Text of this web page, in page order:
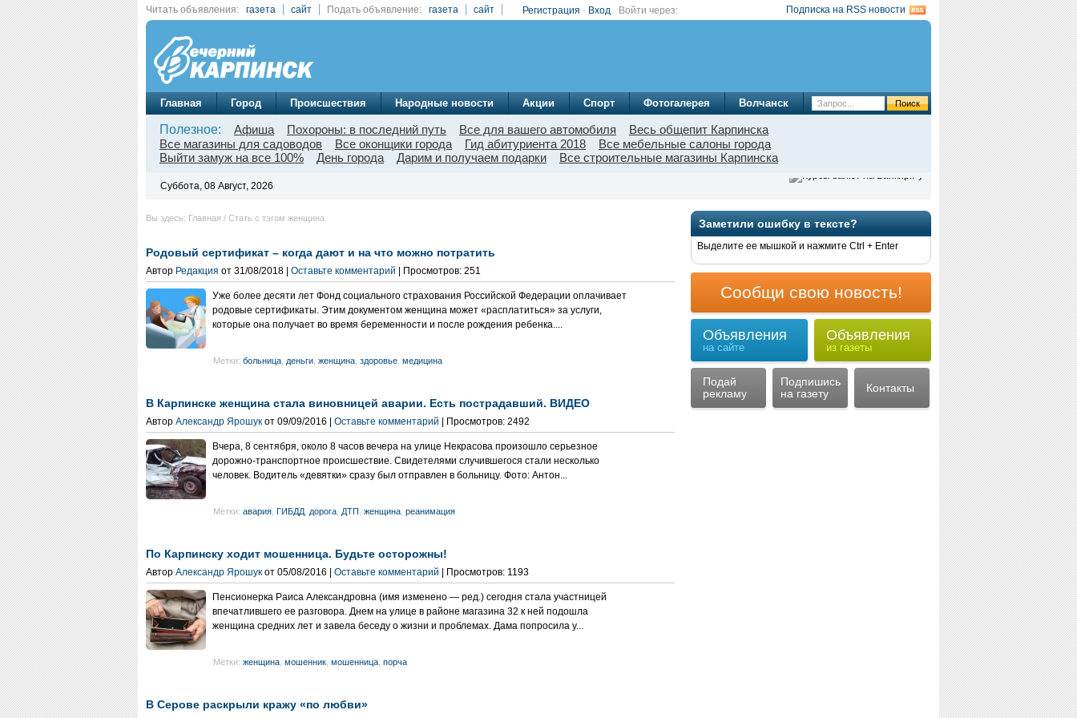
Читать объявления: газета сайт Подать объявление: газета сайт Регистрация · Вход Войти через: Подписка на RSS новости
Главная Город Происшествия Народные новости Акции Спорт Фотогалерея Волчанск
Полезное: Афиша Похороны: в последний путь Все для вашего автомобиля
Весь общепит Карпинска
Все магазины для садоводов
Все оконщики города Гид абитуриента 2018
Все мебельные салоны города
Выйти замуж на все 100%
День города Дарим и получаем подарки Все строительные магазины Карпинска
Суббота, 08 Август, 2026
Вы здесь: Главная / Стать с тэгом женщина
Родовый сертификат – когда дают и на что можно потратить
Автор Редакция от 31/08/2018 | Оставьте комментарий | Просмотров: 251
Уже более десяти лет Фонд социального страхования Российской Федерации оплачивает
родовые сертификаты. Этим документом женщина может «расплатиться» за услуги,
которые она получает во время беременности и после рождения ребенка....
Метки: больница деньги женщина здоровье медицина
В Карпинске женщина стала виновницей аварии. Есть пострадавший. ВИДЕО
Автор Александр Ярошук от 09/09/2016 | Оставьте комментарий | Просмотров: 2492
Вчера, 8 сентября, около 8 часов вечера на улице Некрасова произошло серьезное
дорожно-транспортное происшествие. Свидетелями случившегося стали несколько
человек. Водитель «девятки» сразу был отправлен в больницу. Фото: Антон...
Метки: авария ГИБДД дорога ДТП женщина реанимация
По Карпинску ходит мошенница. Будьте осторожны!
Автор Александр Ярошук от 05/08/2016 | Оставьте комментарий | Просмотров: 1193
Пенсионерка Раиса Александровна (имя изменено — ред.) сегодня стала участницей
впечатлившего ее разговора. Днем на улице в районе магазина 32 к ней подошла
женщина средних лет и завела беседу о жизни и проблемах. Дама попросила у...
Метки: женщина мошенник мошенница порча
В Серове раскрыли кражу «по любви»
Заметили ошибку в тексте?
Выделите ее мышкой и нажмите Ctrl + Enter
Сообщи свою новость!
Объявления
на сайте
Объявления
из газеты
Подай
рекламу
Подпишись
на газету
Контакты